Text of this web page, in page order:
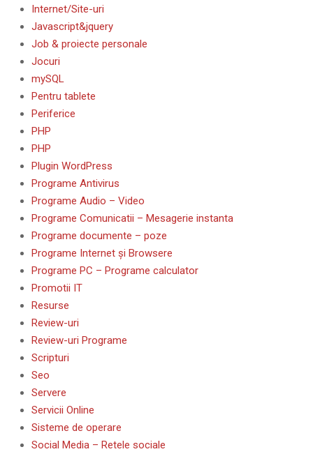
Internet/Site-uri
Javascript&jquery
Job & proiecte personale
Jocuri
mySQL
Pentru tablete
Periferice
PHP
PHP
Plugin WordPress
Programe Antivirus
Programe Audio – Video
Programe Comunicatii – Mesagerie instanta
Programe documente – poze
Programe Internet și Browsere
Programe PC – Programe calculator
Promotii IT
Resurse
Review-uri
Review-uri Programe
Scripturi
Seo
Servere
Servicii Online
Sisteme de operare
Social Media – Retele sociale